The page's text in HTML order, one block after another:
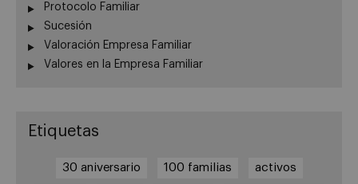
Protocolo Familiar
Sucesión
Valoración Empresa Familiar
Valores en la Empresa Familiar
Etiquetas
30 aniversario 100 familias activos